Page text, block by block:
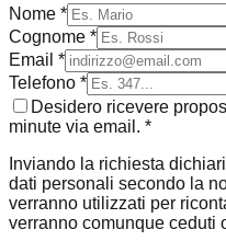
Nome *
Cognome *
Email *
Telefono *
Desidero ricevere
minute via email. *
Inviando la richiesta
dati personali secondo la
verranno utilizzati per
verranno comunque ceduti